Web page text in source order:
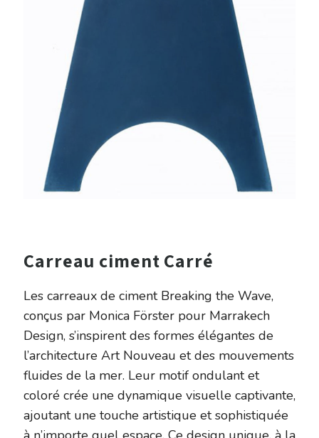
Carreau ciment Carré
Les carreaux de ciment Breaking the Wave,
conçus par Monica Förster pour Marrakech
Design, s’inspirent des formes élégantes de
l’architecture Art Nouveau et des mouvements
fluides de la mer. Leur motif ondulant et
coloré crée une dynamique visuelle captivante,
ajoutant une touche artistique et sophistiquée